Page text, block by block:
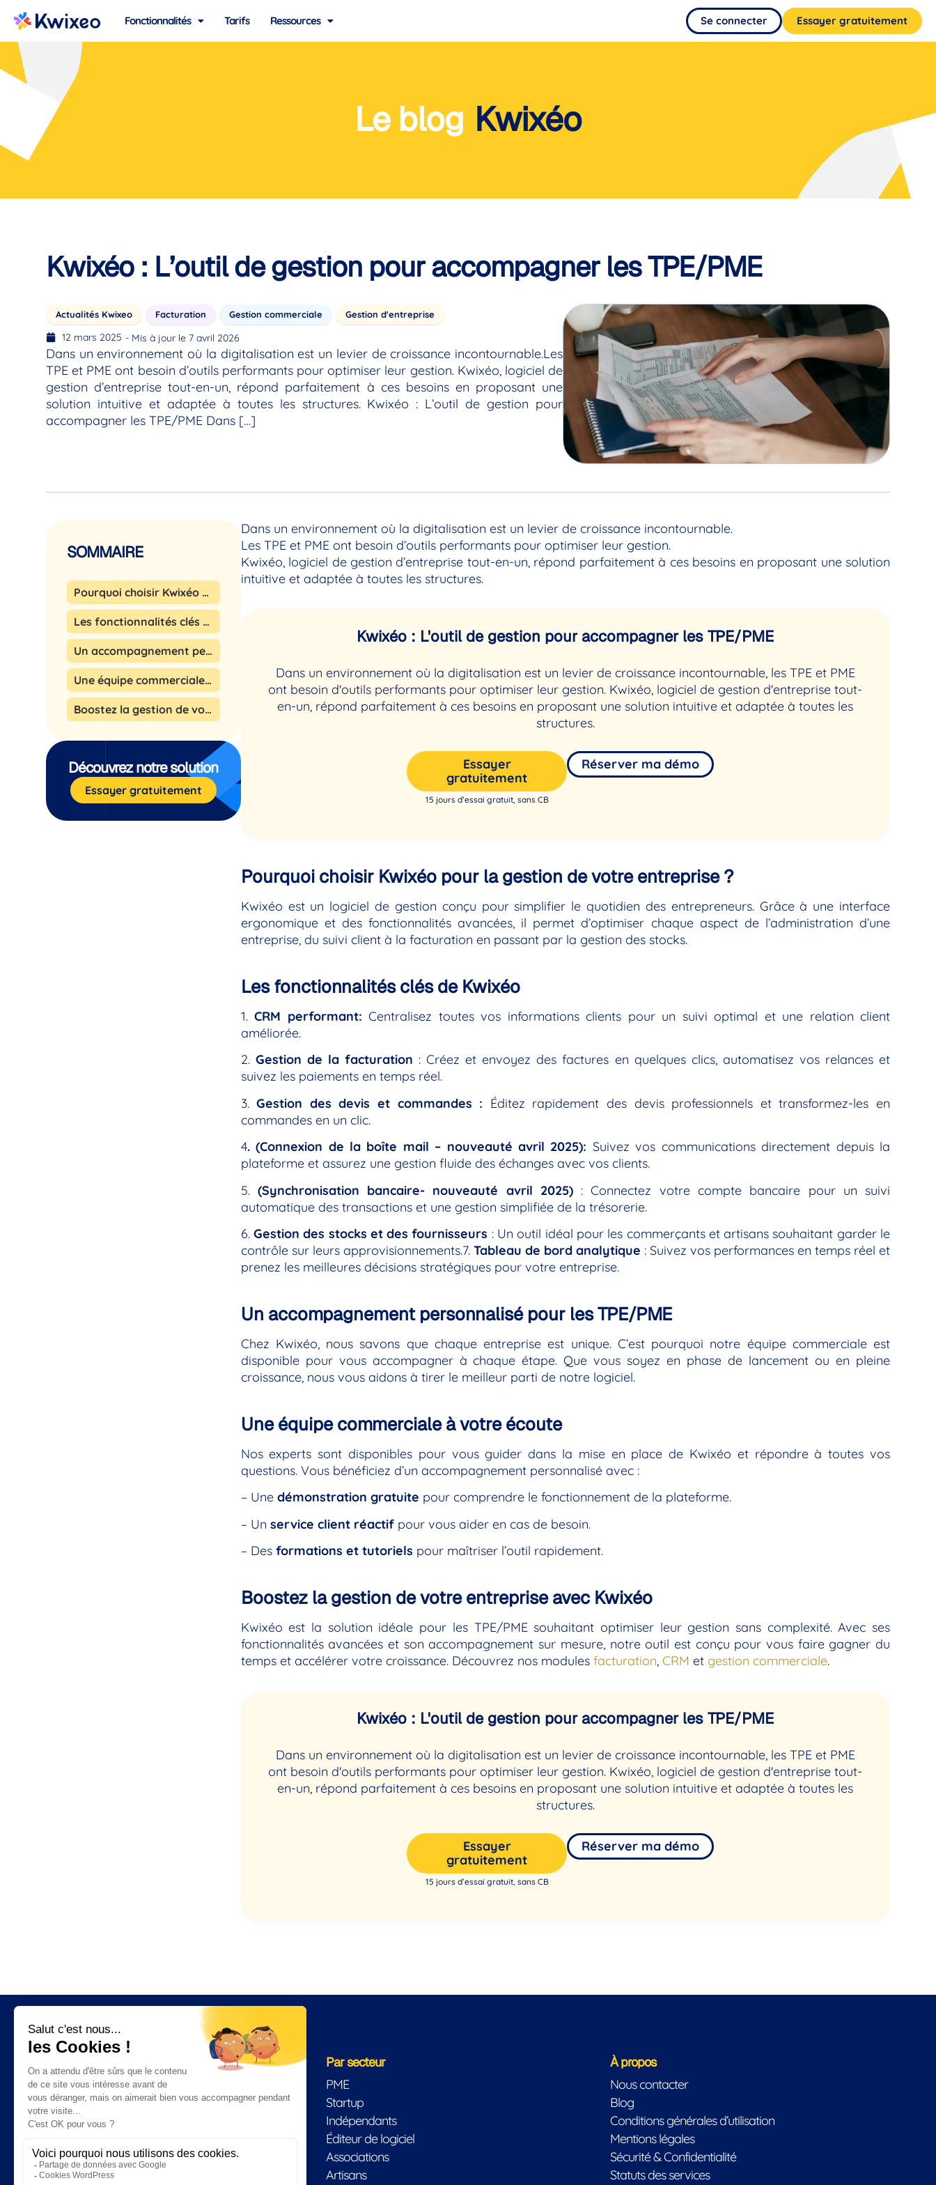
Fonctionnalités Tarifs Ressources Se connecter Essayer gratuitement
Le blog Kwixéo
Kwixéo : L’outil de gestion pour accompagner les TPE/PME
Actualités Kwixeo Facturation Gestion commerciale Gestion d'entreprise
12 mars 2025 - Mis à jour le 7 avril 2026
Dans un environnement où la digitalisation est un levier de croissance incontournable.Les
TPE et PME ont besoin d’outils performants pour optimiser leur gestion. Kwixéo, logiciel de
gestion d’entreprise tout-en-un, répond parfaitement à ces besoins en proposant une
solution intuitive et adaptée à toutes les structures. Kwixéo : L’outil de gestion pour
accompagner les TPE/PME Dans […]
SOMMAIRE
Pourquoi choisir Kwixéo pour la gestion de votre entreprise ?
Les fonctionnalités clés de Kwixéo
Un accompagnement personnalisé pour les TPE/PME
Une équipe commerciale à votre écoute
Boostez la gestion de votre entreprise avec Kwixéo
Découvrez notre solution
Essayer gratuitement
Dans un environnement où la digitalisation est un levier de croissance incontournable.
Les TPE et PME ont besoin d’outils performants pour optimiser leur gestion.
Kwixéo, logiciel de gestion d’entreprise tout-en-un, répond parfaitement à ces besoins en proposant une solution
intuitive et adaptée à toutes les structures.
Kwixéo : L'outil de gestion pour accompagner les TPE/PME
Dans un environnement où la digitalisation est un levier de croissance incontournable, les TPE et PME
ont besoin d'outils performants pour optimiser leur gestion. Kwixéo, logiciel de gestion d'entreprise tout-
en-un, répond parfaitement à ces besoins en proposant une solution intuitive et adaptée à toutes les
structures.
Essayer
gratuitement
15 jours d’essai gratuit, sans CB
Réserver ma démo
Pourquoi choisir Kwixéo pour la gestion de votre entreprise ?
Kwixéo est un logiciel de gestion conçu pour simplifier le quotidien des entrepreneurs. Grâce à une interface
ergonomique et des fonctionnalités avancées, il permet d’optimiser chaque aspect de l’administration d’une
entreprise, du suivi client à la facturation en passant par la gestion des stocks.
Les fonctionnalités clés de Kwixéo
1.CRM performant: Centralisez toutes vos informations clients pour un suivi optimal et une relation client
améliorée.
2. Gestion de la facturation : Créez et envoyez des factures en quelques clics, automatisez vos relances et
suivez les paiements en temps réel.
3.Gestion des devis et commandes : Éditez rapidement des devis professionnels et transformez-les en
commandes en un clic.
4. (Connexion de la boîte mail – nouveauté avril 2025): Suivez vos communications directement depuis la
plateforme et assurez une gestion fluide des échanges avec vos clients.
5. (Synchronisation bancaire- nouveauté avril 2025): Connectez votre compte bancaire pour un suivi
automatique des transactions et une gestion simplifiée de la trésorerie.
6. Gestion des stocks et des fournisseurs : Un outil idéal pour les commerçants et artisans souhaitant garder le
contrôle sur leurs approvisionnements.7. Tableau de bord analytique : Suivez vos performances en temps réel et
prenez les meilleures décisions stratégiques pour votre entreprise.
Un accompagnement personnalisé pour les TPE/PME
Chez Kwixéo, nous savons que chaque entreprise est unique. C’est pourquoi notre équipe commerciale est
disponible pour vous accompagner à chaque étape. Que vous soyez en phase de lancement ou en pleine
croissance, nous vous aidons à tirer le meilleur parti de notre logiciel.
Une équipe commerciale à votre écoute
Nos experts sont disponibles pour vous guider dans la mise en place de Kwixéo et répondre à toutes vos
questions. Vous bénéficiez d’un accompagnement personnalisé avec :
– Une démonstration gratuite pour comprendre le fonctionnement de la plateforme.
– Un service client réactifpour vous aider en cas de besoin.
– Des formations et tutoriels pour maîtriser l’outil rapidement.
Boostez la gestion de votre entreprise avec Kwixéo
Kwixéo est la solution idéale pour les TPE/PME souhaitant optimiser leur gestion sans complexité. Avec ses
fonctionnalités avancées et son accompagnement sur mesure, notre outil est conçu pour vous faire gagner du
temps et accélérer votre croissance. Découvrez nos modules facturation, CRM et gestion commerciale.
Kwixéo : L'outil de gestion pour accompagner les TPE/PME
Dans un environnement où la digitalisation est un levier de croissance incontournable, les TPE et PME
ont besoin d'outils performants pour optimiser leur gestion. Kwixéo, logiciel de gestion d'entreprise tout-
en-un, répond parfaitement à ces besoins en proposant une solution intuitive et adaptée à toutes les
structures.
Essayer
gratuitement
15 jours d’essai gratuit, sans CB
Réserver ma démo
Facturation électronique
Ventes
Facturation
Trésorerie
Stock
Par secteur
PME
Startup
Indépendants
Éditeur de logiciel
Associations
Artisans
À propos
Nous contacter
Blog
Conditions générales d’utilisation
Mentions légales
Sécurité & Confidentialité
Statuts des services